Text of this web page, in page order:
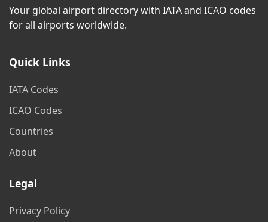
Your global airport directory with IATA and ICAO codes
for all airports worldwide.
Quick Links
IATA Codes
ICAO Codes
Countries
About
Legal
Privacy Policy